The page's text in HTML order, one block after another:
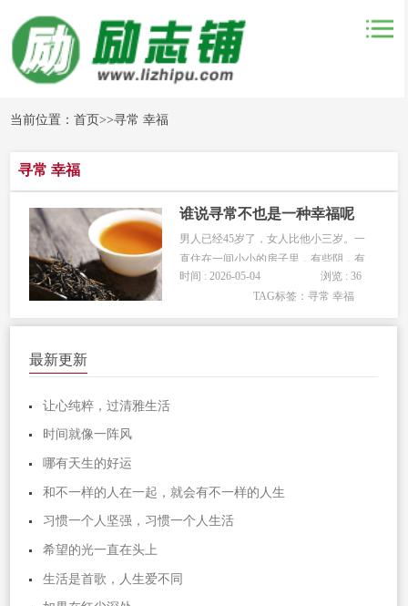
当前位置：首页>>寻常 幸福
寻常 幸福
谁说寻常不也是一种幸福呢
男人已经45岁了，女人比他小三岁。一
直住在一间小小的房子里，有些阴，有
些潮。身边不断有人买了新房子，女人
便很羡慕地看着人家搬家。男人开始认
时间 : 2026-05-04
浏览 : 36
TAG标签：寻常 幸福
最新更新
让心纯粹，过清雅生活
时间就像一阵风
哪有天生的好运
和不一样的人在一起，就会有不一样的人生
习惯一个人坚强，习惯一个人生活
希望的光一直在头上
生活是首歌，人生爱不同